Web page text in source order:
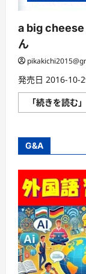
a big cheese
ん
発売日 2016-10-
「続きを読む」
G&A